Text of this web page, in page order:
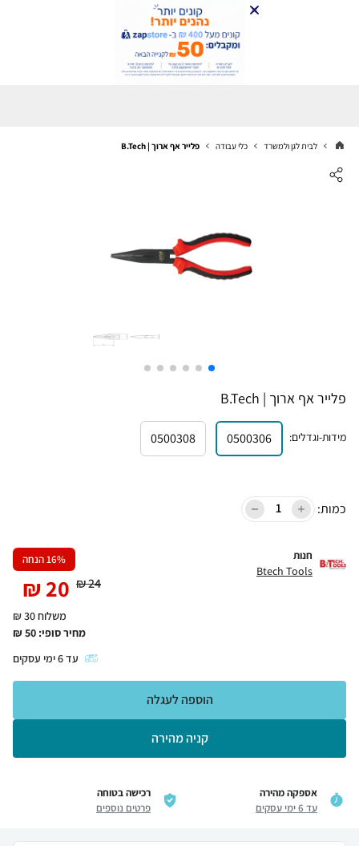
לבית לגן ולמשרד כלי עבודה פלייר אף ארוך | B.Tech
פלייר אף ארוך | B.Tech
מידות-וגדלים:
0500306
0500308
כמות:
חנות
Btech Tools
16% הנחה
24
₪
20
₪
משלוח 30 ₪
מחיר סופי: 50
₪
עד6ימי עסקים
קניה מהירה
הוספה לעגלה
אספקה מהירה
עד 6 ימי עסקים
רכישה בטוחה
פרטים נוספים